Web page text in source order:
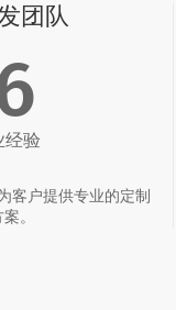
团队
经验
客户提供专业的定制
。